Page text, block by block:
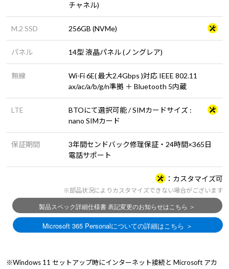
チャネル)
M.2 SSD 256GB (NVMe)
パネル 14型 液晶パネル (ノングレア)
無線
Wi-Fi 6E( 最大2.4Gbps )対応 IEEE 802.11
ax/ac/a/b/g/n準拠 ＋ Bluetooth 5内蔵
LTE
BTOにて選択可能 / SIMカードサイズ :
nano SIMカード
保証期間
3年間センドバック修理保証・24時間×365日
電話サポート
カスタマイズ可
※部品状況によりカスタマイズできない場合がございます
※Windows 11 セットアップ時にインターネット接続と Microsoft アカ